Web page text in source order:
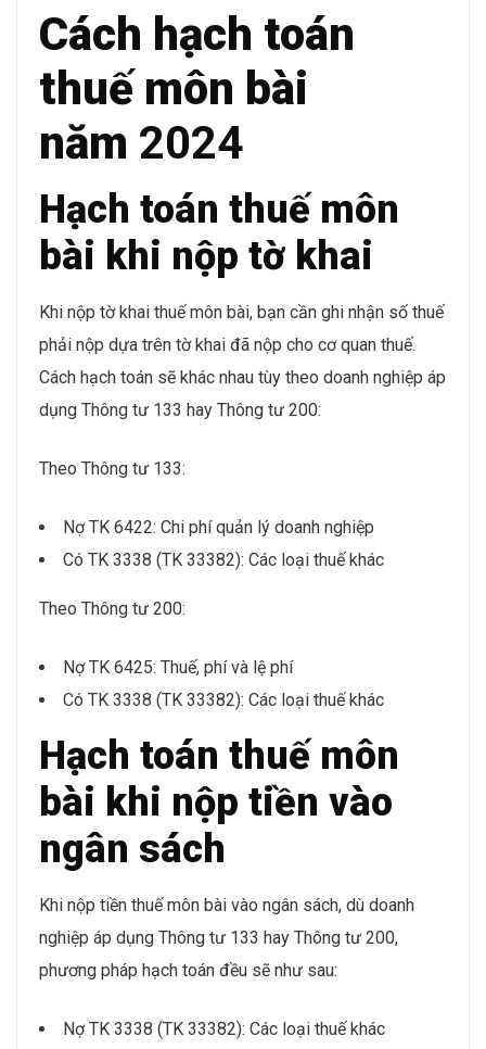
Cách hạch toán
thuế môn bài
năm 2024
Hạch toán thuế môn
bài khi nộp tờ khai
Khi nộp tờ khai thuế môn bài, bạn cần ghi nhận số thuế
phải nộp dựa trên tờ khai đã nộp cho cơ quan thuế.
Cách hạch toán sẽ khác nhau tùy theo doanh nghiệp áp
dụng Thông tư 133 hay Thông tư 200:
Theo Thông tư 133:
Nợ TK 6422: Chi phí quản lý doanh nghiệp
Có TK 3338 (TK 33382): Các loại thuế khác
Theo Thông tư 200:
Nợ TK 6425: Thuế, phí và lệ phí
Có TK 3338 (TK 33382): Các loại thuế khác
Hạch toán thuế môn
bài khi nộp tiền vào
ngân sách
Khi nộp tiền thuế môn bài vào ngân sách, dù doanh
nghiệp áp dụng Thông tư 133 hay Thông tư 200,
phương pháp hạch toán đều sẽ như sau:
Nợ TK 3338 (TK 33382): Các loại thuế khác